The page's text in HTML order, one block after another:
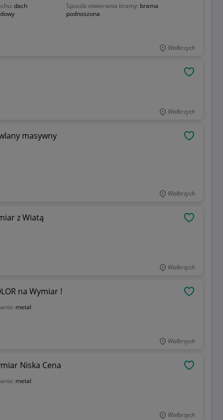
dach
Sposób otwierania bramy: brama
podnoszona
Wałbrzych
Wałbrzych
masywny
Wałbrzych
z Wiatą
Wałbrzych
na Wymiar !
metal
Wałbrzych
Niska Cena
metal
Wałbrzych